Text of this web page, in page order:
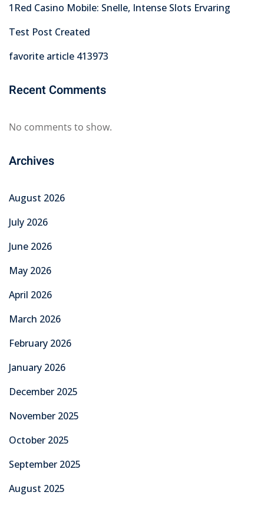
1Red Casino Mobile: Snelle, Intense Slots Ervaring
Test Post Created
favorite article 413973
Recent Comments
No comments to show.
Archives
August 2026
July 2026
June 2026
May 2026
April 2026
March 2026
February 2026
January 2026
December 2025
November 2025
October 2025
September 2025
August 2025